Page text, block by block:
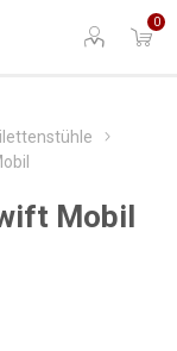
0
Mobil